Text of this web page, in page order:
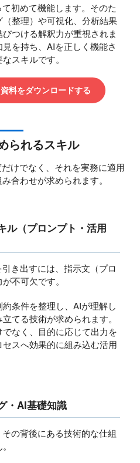
初めて機能します。そのた
整理）や可視化、分析結果
つける解釈力が重視されま
を持ち、AIを正しく機能さ
スキルです。
料をダウンロードする
られるスキル
けでなく、それを実務に適用
合わせが求められます。
ル（プロンプト・活用
き出すには、指示文（プロ
不可欠です。
条件を整理し、AIが理解し
てる技術が求められます。
なく、目的に応じて出力を
スへ効果的に組み込む活用
・AI基礎知識
の背後にある技術的な仕組